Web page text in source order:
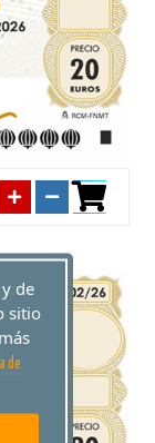
de
sitio
de